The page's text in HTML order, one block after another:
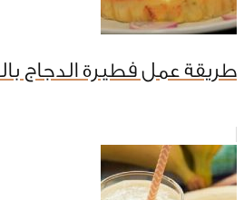
طريقة عمل فطيرة الدجاج